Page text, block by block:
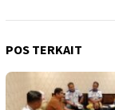
POS TERKAIT